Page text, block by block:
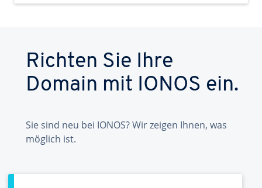
Richten Sie Ihre
Domain mit IONOS ein.
Sie sind neu bei IONOS? Wir zeigen Ihnen, was
möglich ist.